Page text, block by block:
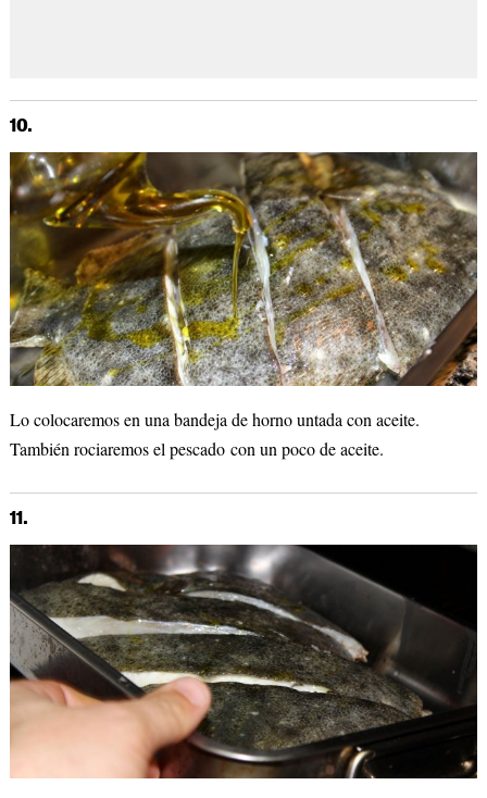
10.
Lo colocaremos en una bandeja de horno untada con aceite.
También rociaremos el pescado con un poco de aceite.
11.